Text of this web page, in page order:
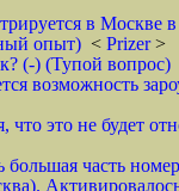
в Москве
опыт) < Prizer>
(-) (Тупой вопрос)
возможность
что это не будет
большая часть